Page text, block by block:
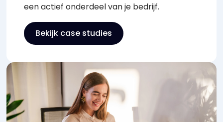
een actief onderdeel van je bedrijf.
Bekijk case studies